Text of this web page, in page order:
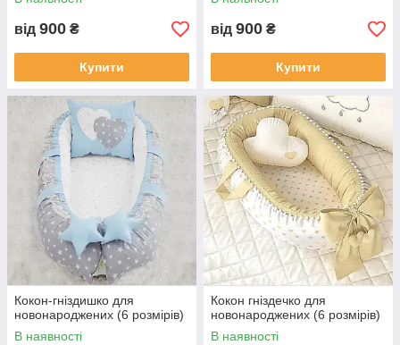
від 900 ₴
Купити
від 900 ₴
Купити
Кокон-гніздишко для
новонароджених (6 розмірів)
В наявності
Кокон гніздечко для
новонароджених (6 розмірів)
В наявності